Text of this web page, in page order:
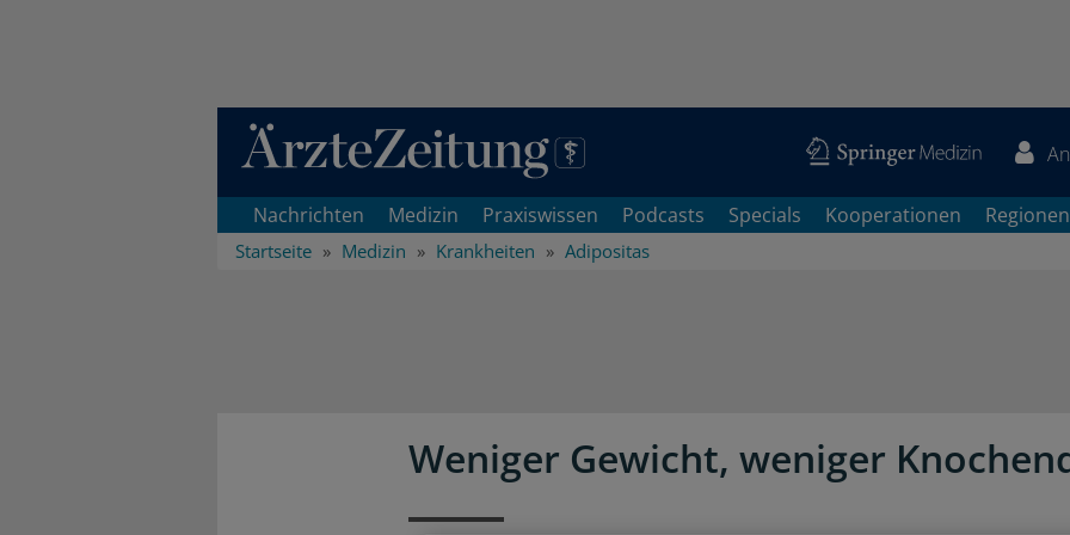
Direkt zum Inhaltsbereich
Nachrichten Medizin Praxiswissen Podcasts Specials Kooperationen Regionen
Startseite Medizin Krankheiten Adipositas
Weniger Gewicht, weniger